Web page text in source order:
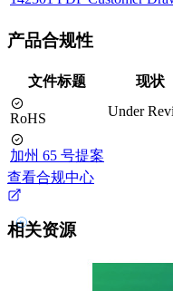
产品合规性
文件标题 现状
RoHS Under
加州 65 号提案
查看合规中心
相关资源